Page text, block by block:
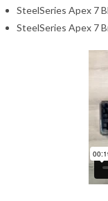
SteelSeries Apex 7
SteelSeries Apex 7